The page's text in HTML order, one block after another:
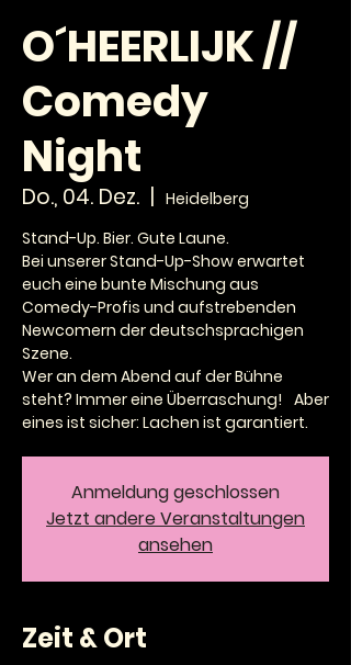
O´HEERLIJK //
Comedy
Night
Do., 04. Dez.
Heidelberg
Stand-Up. Bier. Gute Laune.
Bei unserer Stand-Up-Show erwartet
euch eine bunte Mischung aus
Comedy-Profis und aufstrebenden
Newcomern der deutschsprachigen
Szene.
Wer an dem Abend auf der Bühne
steht? Immer eine Überraschung! Aber
Anmeldung geschlossen
Jetzt andere Veranstaltungen
ansehen
Zeit & Ort